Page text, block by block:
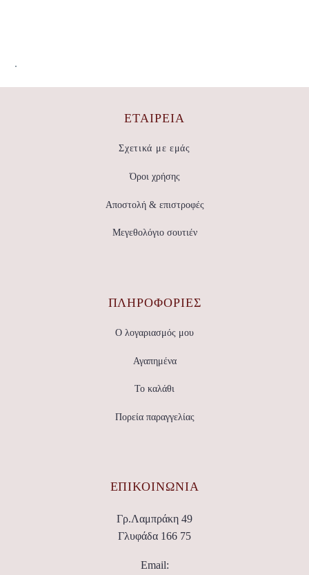
.
ΕΤΑΙΡΕΊΑ
Σχετικά με εμάς
Όροι χρήσης
Αποστολή & επιστροφές
Μεγεθολόγιο σουτιέν
ΠΛΗΡΟΦΟΡΙΕΣ
Ο λογαριασμός μου
Αγαπημένα
Το καλάθι
Πορεία παραγγελίας
ΕΠΙΚΟΙΝΩΝΊΑ
Γρ.Λαμπράκη 49
Γλυφάδα 166 75
Email: